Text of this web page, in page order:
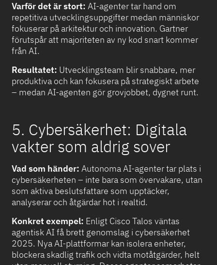
Varför det är stort: AI-agenter tar hand om
repetitiva utvecklingsuppgifter medan människor
fokuserar på arkitektur och innovation. Gartner
förutspår att majoriteten av ny kod snart kommer
från AI.
Resultatet: Utvecklingsteam blir snabbare, mer
produktiva och kan fokusera på strategiskt arbete
– medan AI-agenten gör grovjobbet, dygnet runt.
5. Cybersäkerhet: Digitala
vakter som aldrig sover
Vad som händer: Autonoma AI-agenter tar plats i
cybersäkerheten – inte bara som övervakare, utan
som aktiva beslutsfattare som upptäcker,
analyserar och åtgärdar hot i realtid.
Konkret exempel: Enligt Cisco Talos väntas
agentisk AI få brett genomslag i cybersäkerhet
2025. Nya AI-plattformar kan isolera enheter,
blockera skadlig trafik och vidta motåtgärder, helt